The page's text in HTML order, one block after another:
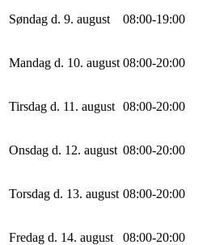
Søndag d. 9. august 08:00-19:00
Mandag d. 10. august 08:00-20:00
Tirsdag d. 11. august 08:00-20:00
Onsdag d. 12. august 08:00-20:00
Torsdag d. 13. august 08:00-20:00
Fredag d. 14. august 08:00-20:00